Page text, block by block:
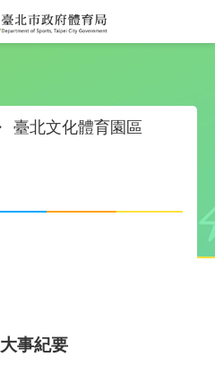
臺北文化體育園區
大事紀要